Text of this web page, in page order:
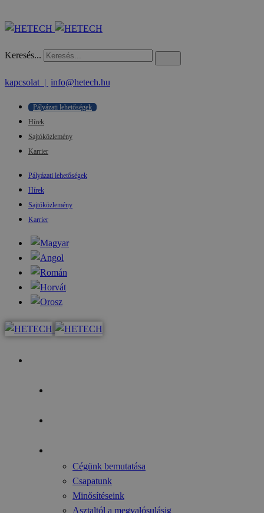
Keresés...
kapcsolat | info@hetech.hu
Pályázati lehetőségek
Hírek
Sajtóközlemény
Karrier
Pályázati lehetőségek
Hírek
Sajtóközlemény
Karrier
Cégünk bemutatása
Csapatunk
Minősítéseink
Asztaltól a megvalósulásig